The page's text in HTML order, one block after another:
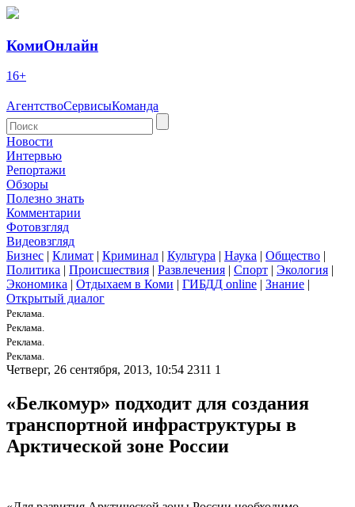
КомиОнлайн
16+
АгентствоСервисыКоманда
Новости
Интервью
Репортажи
Обзоры
Полезно знать
Комментарии
Фотовзгляд
Видеовзгляд
Бизнес | Климат | Криминал | Культура | Наука | Общество |
Политика | Происшествия | Развлечения | Спорт | Экология |
Экономика | Отдыхаем в Коми | ГИБДД online | Знание |
Открытый диалог
Реклама.
Реклама.
Реклама.
Реклама.
Четверг, 26 сентября, 2013, 10:54 2311 1
«Белкомур» подходит для создания
транспортной инфраструктуры в
Арктической зоне России